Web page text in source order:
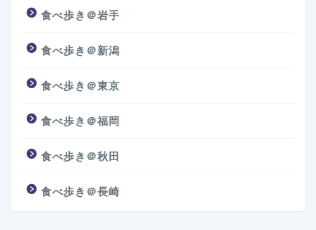
食べ歩き＠岩手
食べ歩き＠新潟
食べ歩き＠東京
食べ歩き＠福岡
食べ歩き＠秋田
食べ歩き＠長崎